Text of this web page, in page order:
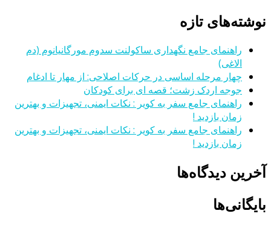
نوشته‌های تازه
راهنمای جامع نگهداری ساکولنت سدوم مورگانیانوم (دم
الاغی)
چهار مرحله اساسی در حرکات اصلاحی: از مهار تا ادغام
جوجه اردک زشت؛ قصه ای برای کودکان
راهنمای جامع سفر به کویر : نکات ایمنی، تجهیزات و بهترین
زمان بازدید !
راهنمای جامع سفر به کویر : نکات ایمنی، تجهیزات و بهترین
زمان بازدید !
آخرین دیدگاه‌ها
بایگانی‌ها